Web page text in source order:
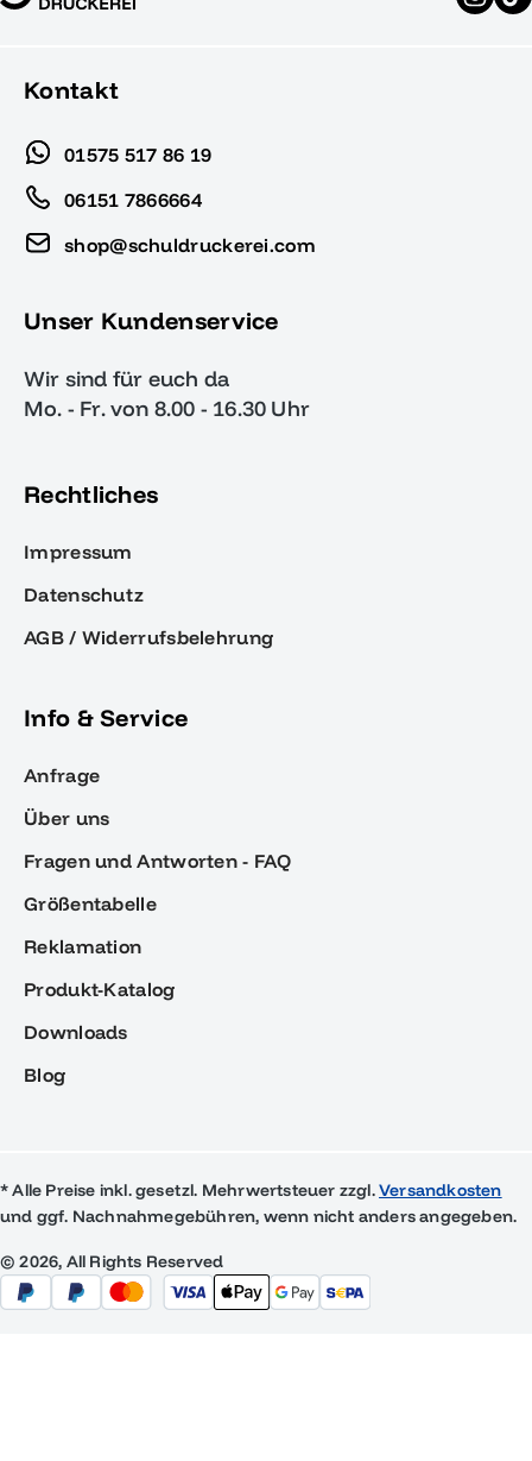
Kontakt
01575 517 86 19
06151 7866664
shop@schuldruckerei.com
Unser Kundenservice
Wir sind für euch da
Mo. - Fr. von 8.00 - 16.30 Uhr
Rechtliches
Impressum
Datenschutz
AGB / Widerrufsbelehrung
Info & Service
Anfrage
Über uns
Fragen und Antworten - FAQ
Größentabelle
Reklamation
Produkt-Katalog
Downloads
Blog
* Alle Preise inkl. gesetzl. Mehrwertsteuer zzgl.Versandkosten
und ggf. Nachnahmegebühren, wenn nicht anders angegeben.
© 2026, All Rights Reserved